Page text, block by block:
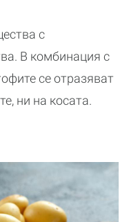
с
В комбинация с
се отразяват
ни на косата.